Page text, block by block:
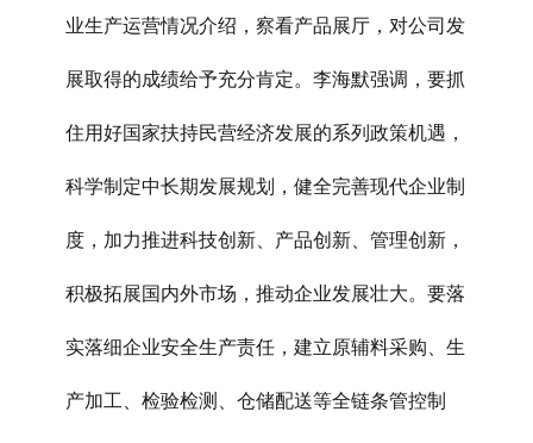
业生产运营情况介绍，察看产品展厅，对公司发
展取得的成绩给予充分肯定。李海默强调，要抓
住用好国家扶持民营经济发展的系列政策机遇，
科学制定中长期发展规划，健全完善现代企业制
度，加力推进科技创新、产品创新、管理创新，
积极拓展国内外市场，推动企业发展壮大。要落
实落细企业安全生产责任，建立原辅料采购、生
产加工、检验检测、仓储配送等全链条管控制